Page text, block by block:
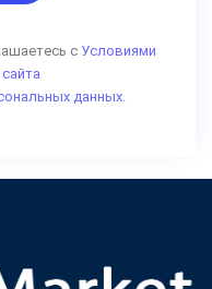
с Условиями
данных.